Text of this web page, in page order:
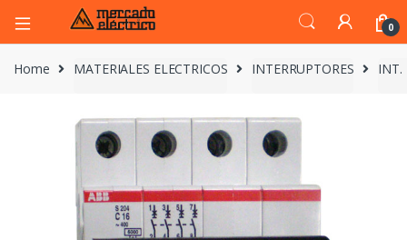
0
Home MATERIALES ELECTRICOS INTERRUPTORES INT.